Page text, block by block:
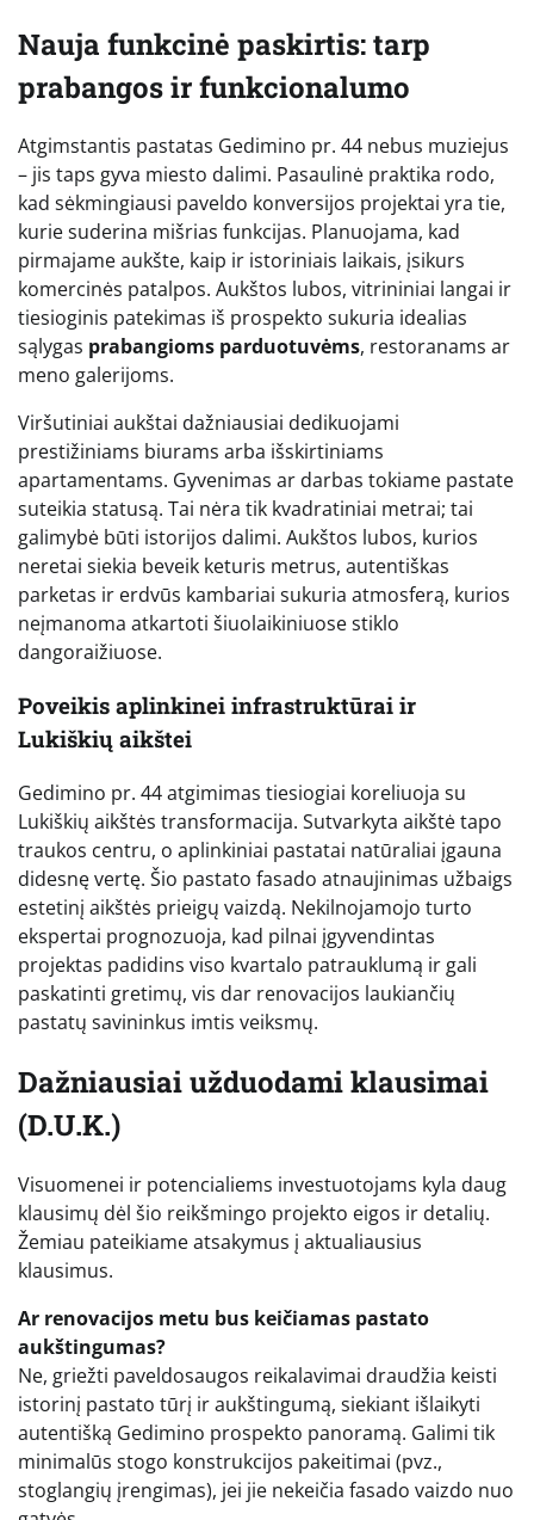
Nauja funkcinė paskirtis: tarp
prabangos ir funkcionalumo
Atgimstantis pastatas Gedimino pr. 44 nebus muziejus
– jis taps gyva miesto dalimi. Pasaulinė praktika rodo,
kad sėkmingiausi paveldo konversijos projektai yra tie,
kurie suderina mišrias funkcijas. Planuojama, kad
pirmajame aukšte, kaip ir istoriniais laikais, įsikurs
komercinės patalpos. Aukštos lubos, vitrininiai langai ir
tiesioginis patekimas iš prospekto sukuria idealias
sąlygas prabangioms parduotuvėms, restoranams ar
meno galerijoms.
Viršutiniai aukštai dažniausiai dedikuojami
prestižiniams biurams arba išskirtiniams
apartamentams. Gyvenimas ar darbas tokiame pastate
suteikia statusą. Tai nėra tik kvadratiniai metrai; tai
galimybė būti istorijos dalimi. Aukštos lubos, kurios
neretai siekia beveik keturis metrus, autentiškas
parketas ir erdvūs kambariai sukuria atmosferą, kurios
neįmanoma atkartoti šiuolaikiniuose stiklo
dangoraižiuose.
Poveikis aplinkinei infrastruktūrai ir
Lukiškių aikštei
Gedimino pr. 44 atgimimas tiesiogiai koreliuoja su
Lukiškių aikštės transformacija. Sutvarkyta aikštė tapo
traukos centru, o aplinkiniai pastatai natūraliai įgauna
didesnę vertę. Šio pastato fasado atnaujinimas užbaigs
estetinį aikštės prieigų vaizdą. Nekilnojamojo turto
ekspertai prognozuoja, kad pilnai įgyvendintas
projektas padidins viso kvartalo patrauklumą ir gali
paskatinti gretimų, vis dar renovacijos laukiančių
pastatų savininkus imtis veiksmų.
Dažniausiai užduodami klausimai
(D.U.K.)
Visuomenei ir potencialiems investuotojams kyla daug
klausimų dėl šio reikšmingo projekto eigos ir detalių.
Žemiau pateikiame atsakymus į aktualiausius
klausimus.
Ar renovacijos metu bus keičiamas pastato
aukštingumas?
Ne, griežti paveldosaugos reikalavimai draudžia keisti
istorinį pastato tūrį ir aukštingumą, siekiant išlaikyti
autentišką Gedimino prospekto panoramą. Galimi tik
minimalūs stogo konstrukcijos pakeitimai (pvz.,
stoglangių įrengimas), jei jie nekeičia fasado vaizdo nuo